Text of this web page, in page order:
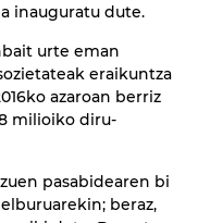
inauguratu dute.
urte eman
eraikuntza
azaroan berriz
milioiko diru-
pasabidearen bi
beraz,